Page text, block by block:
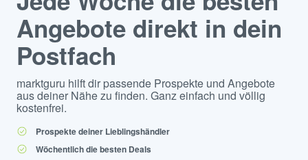
Angebote direkt in dein
Postfach
marktguru hilft dir passende Prospekte und Angebote
aus deiner Nähe zu finden. Ganz einfach und völlig
kostenfrei.
Prospekte deiner Lieblingshändler
Wöchentlich die besten Deals